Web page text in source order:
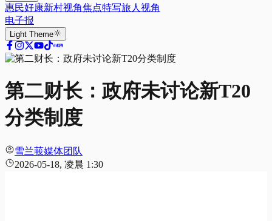
惠民好康新村视角焦点特写旅人视角
电子报
Light Theme
第二财长：政府未讨论新T20
分类制度
雪兰莪媒体团队
2026-05-18, 凌晨 1:30